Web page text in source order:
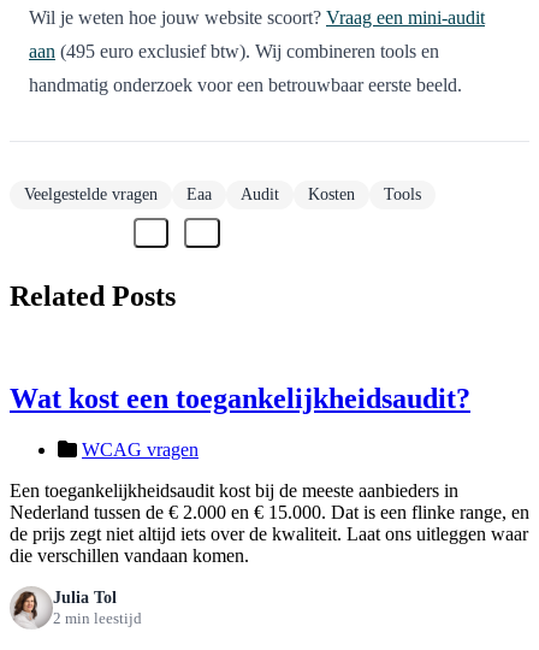
Wil je weten hoe jouw website scoort? Vraag een mini-audit
aan (495 euro exclusief btw). Wij combineren tools en
handmatig onderzoek voor een betrouwbaar eerste beeld.
Veelgestelde vragen Eaa Audit Kosten Tools
Related Posts
Wat kost een toegankelijkheidsaudit?
WCAG vragen
Een toegankelijkheidsaudit kost bij de meeste aanbieders in
Nederland tussen de € 2.000 en € 15.000. Dat is een flinke range, en
de prijs zegt niet altijd iets over de kwaliteit. Laat ons uitleggen waar
die verschillen vandaan komen.
Julia Tol
2 min leestijd